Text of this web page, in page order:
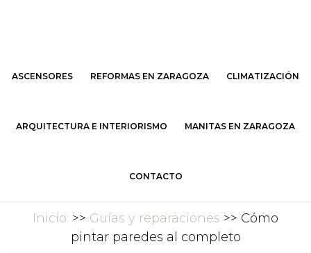
página
ASCENSORES REFORMAS EN ZARAGOZA CLIMATIZACIÓN
ARQUITECTURA E INTERIORISMO MANITAS EN ZARAGOZA
CONTACTO
Inicio: >> Guías y reparaciones >> Cómo
pintar paredes al completo